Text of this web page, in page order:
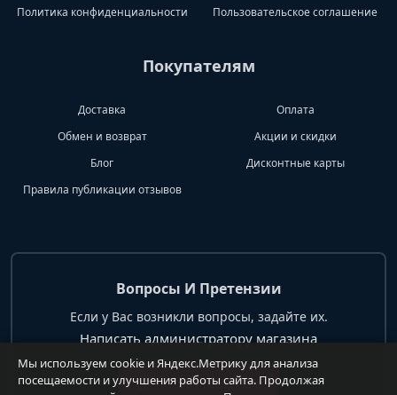
Политика конфиденциальности
Пользовательское соглашение
Покупателям
Доставка
Оплата
Обмен и возврат
Акции и скидки
Блог
Дисконтные карты
Правила публикации отзывов
Вопросы И Претензии
Если у Вас возникли вопросы, задайте их.
Написать администратору магазина
+7 904 62 99 428
Мы используем cookie и Яндекс.Метрику для анализа
посещаемости и улучшения работы сайта. Продолжая